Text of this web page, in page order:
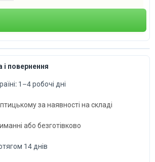
повернення
1–4 робочі дні
за наявності на складі
або безготівково
14 днів